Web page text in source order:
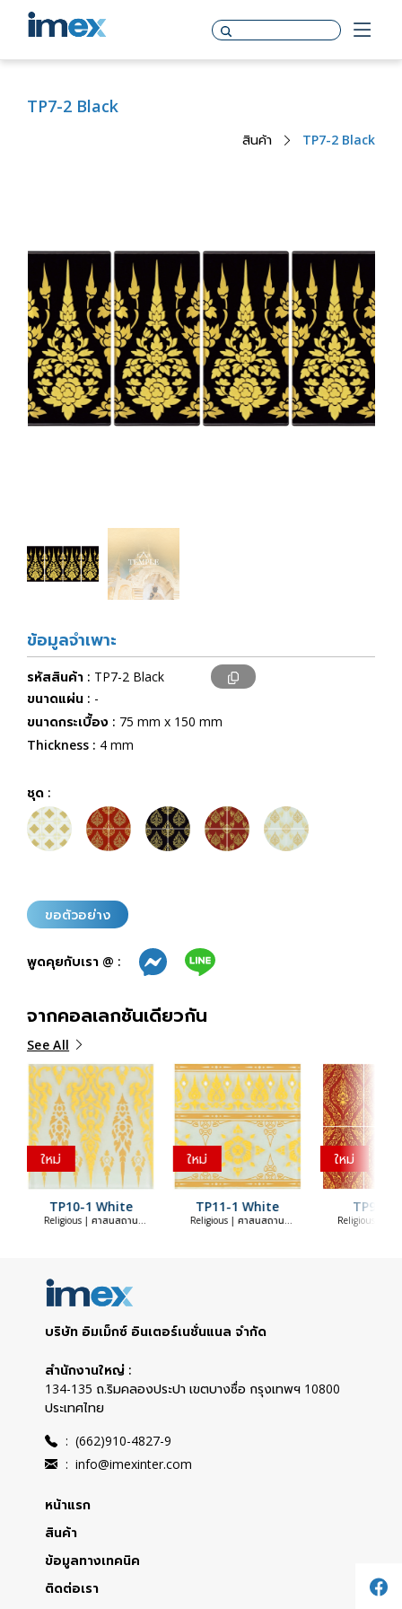
TP7-2 Black
สินค้า TP7-2 Black
ข้อมูลจำเพาะ
รหัสสินค้า : TP7-2 Black
ขนาดแผ่น : -
ขนาดกระเบื้อง : 75 mm x 150 mm
Thickness : 4 mm
ชุด :
ขอตัวอย่าง
พูดคุยกับเรา @ :
จากคอลเลกชันเดียวกัน
See All
ใหม่
TP10-1 White
Religious | ศาสนสถาน
ใหม่
TP11-1 White
Religious | ศาสนสถาน
ใหม่
TP9-2
Religious | ศา
บริษัท อิมเม็กซ์ อินเตอร์เนชั่นแนล จำกัด
สำนักงานใหญ่ :
134-135 ถ.ริมคลองประปา เขตบางซื่อ กรุงเทพฯ 10800
ประเทศไทย
: (662)910-4827-9
: info@imexinter.com
หน้าแรก
สินค้า
ข้อมูลทางเทคนิค
ติดต่อเรา